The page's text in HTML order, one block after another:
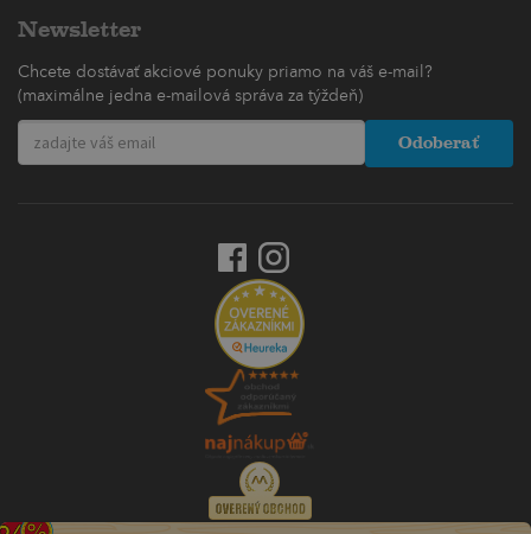
Newsletter
Chcete dostávať akciové ponuky priamo na váš e-mail?
(maximálne jedna e-mailová správa za týždeň)
Odoberať